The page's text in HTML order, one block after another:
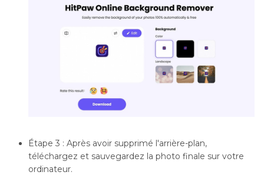
Étape 3 : Après avoir supprimé l'arrière-plan,
téléchargez et sauvegardez la photo finale sur votre
ordinateur.